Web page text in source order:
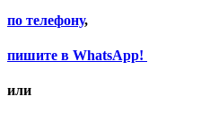
по телефону,
пишите в WhatsApp!
или